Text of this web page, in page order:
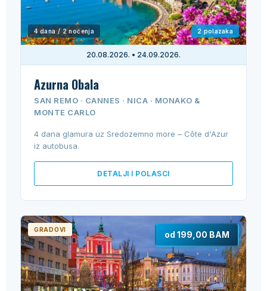
4 dana / 2 noćenja 2 polazaka
20.08.2026. • 24.09.2026.
Azurna Obala
SAN REMO · CANNES · NICA · MONAKO &
MONTE CARLO
4 dana glamura uz Sredozemno more – Côte d'Azur
iz autobusa.
DETALJI I POLASCI
GRADOVI od 199,00 BAM